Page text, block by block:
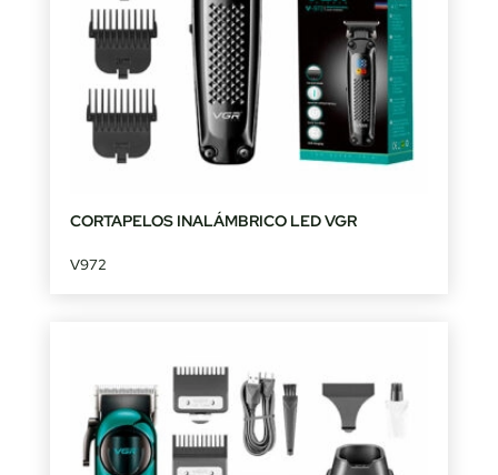
CORTAPELOS INALÁMBRICO LED VGR
V972